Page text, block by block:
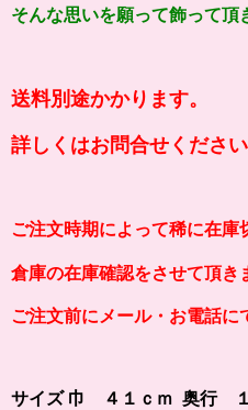
そんな思いを願って飾って頂
送料別途かかります。
詳しくはお問合せください
ご注文時期によって稀に在庫
倉庫の在庫確認をさせて頂き
ご注文前にメール・お電話に
サイズ 巾 ４１ｃｍ 奥行